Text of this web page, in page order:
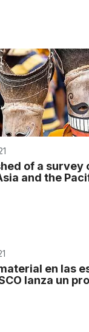
of a survey
and the
en las
lanza un